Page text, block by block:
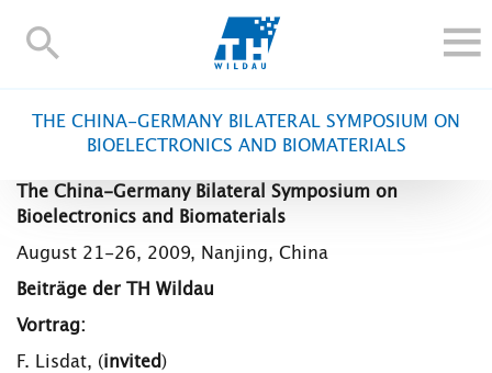
TH-
IM STUDIUM
FORSCHUNG UND TRANSFER
ALUMNI
HOCHSCHULE
INTERNATIONAL
BESCHÄFTIGTE
Blogs Kontakt und Anfahrt
THE CHINA-GERMANY BILATERAL SYMPOSIUM ON
BIOELECTRONICS AND BIOMATERIALS
The China-Germany Bilateral Symposium on
Bioelectronics and Biomaterials
August 21-26, 2009, Nanjing, China
Beiträge der TH Wildau
Vortrag:
F. Lisdat, (invited )